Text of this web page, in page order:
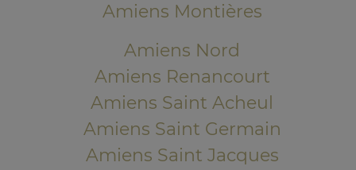
Amiens Montières
Amiens Nord
Amiens Renancourt
Amiens Saint Acheul
Amiens Saint Germain
Amiens Saint Jacques